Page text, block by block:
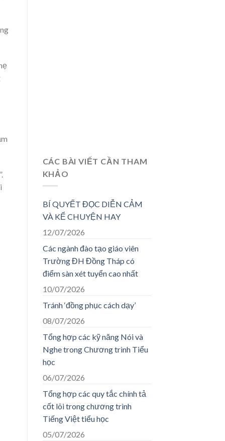
”.
CÁC BÀI VIẾT CẦN THAM
KHẢO
BÍ QUYẾT ĐỌC DIỄN CẢM
VÀ KỂ CHUYỆN HAY
12/07/2026
Các ngành đào tạo giáo viên
Trường ĐH Đồng Tháp có
điểm sàn xét tuyển cao nhất
10/07/2026
Tránh ‘đồng phục cách dạy’
08/07/2026
Tổng hợp các kỹ năng Nói và
Nghe trong Chương trình Tiểu
học
06/07/2026
Tổng hợp các quy tắc chính tả
cốt lõi trong chương trình
Tiếng Việt tiểu học
05/07/2026